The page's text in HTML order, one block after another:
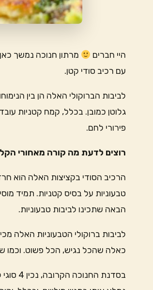
היי חברים
מרתון חנוכה נמשך
עם רכיב סודי קטן.
לביבות הברוקולי האלה הן בין
גלוטן כמובן. בכלל, קמח קטניות
פירורי לחם.
רוצים לדעת מה קורה מאחורי
הרכיב הסודי בקציצות האלה הוא
טבעוניות על בסיס קטניות. תמיד
הבאה שתכינו לביבות טבעוניות.
לביבות ברוקולי הטבעוניות האלה מכילות 5
כאלה שהכל נגיש, הכל פשוט. וכמו